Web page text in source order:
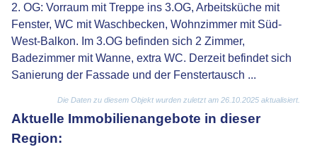
2. OG: Vorraum mit Treppe ins 3.OG, Arbeitsküche mit
Fenster, WC mit Waschbecken, Wohnzimmer mit Süd-
West-Balkon. Im 3.OG befinden sich 2 Zimmer,
Badezimmer mit Wanne, extra WC. Derzeit befindet sich
Sanierung der Fassade und der Fenstertausch ...
Die Daten zu diesem Objekt wurden zuletzt am 26.10.2025 aktualisiert.
Aktuelle Immobilienangebote in dieser
Region: